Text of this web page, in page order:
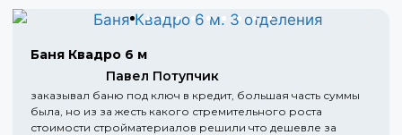
Баня Квадро 6 м
Павел Потупчик
заказывал баню под ключ в кредит, большая часть суммы
была, но из за жесть какого стремительного роста
стоимости стройматериалов решили что дешевле за